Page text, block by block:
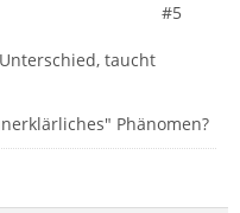
#5
taucht
Phänomen?